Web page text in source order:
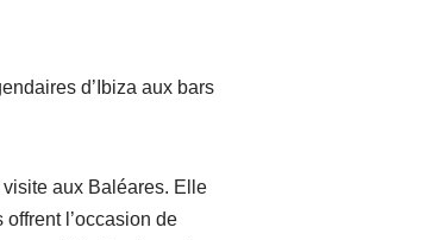
d’Ibiza aux bars
aux Baléares. Elle
l’occasion de